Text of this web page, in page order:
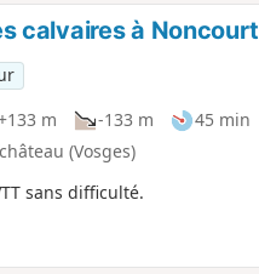
calvaires à Noncourt
m -133 m 45 min
(Vosges)
sans difficulté.